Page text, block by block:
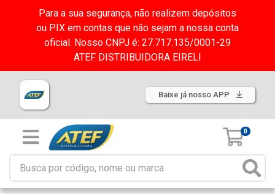
Para a sua segurança, não realizem depósitos
ou PIX em contas que não sejam a nossa conta
oficial. Nosso CNPJ é: 27.717.135/0001-29
ATEF DISTRIBUIDORA EIRELI
Baixe já nosso APP
0